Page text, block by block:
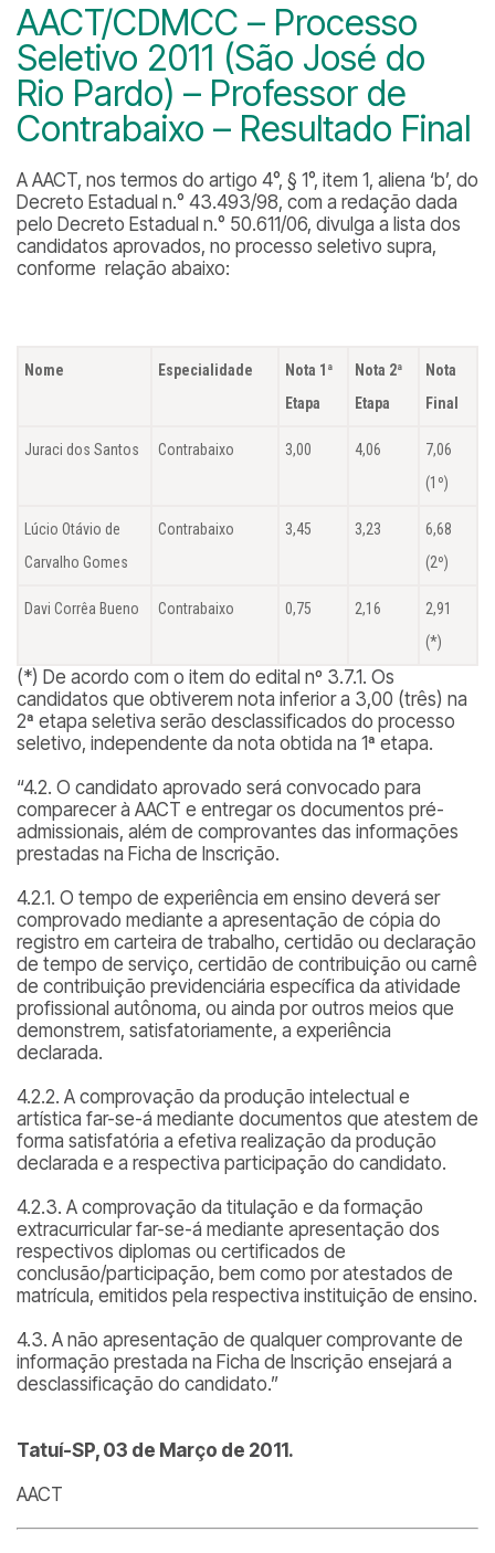
AACT/CDMCC – Processo
Seletivo 2011 (São José do
Rio Pardo) – Professor de
Contrabaixo – Resultado Final
A AACT, nos termos do artigo 4°, § 1°, item 1, aliena ‘b’, do
Decreto Estadual n.° 43.493/98, com a redação dada
pelo Decreto Estadual n.° 50.611/06, divulga a lista dos
candidatos aprovados, no processo seletivo supra,
conforme relação abaixo:
Nome Especialidade
Nota 1ª
Etapa
Nota 2ª
Etapa
Nota
Final
Juraci dos Santos Contrabaixo 3,00 4,06
7,06
(1º)
Lúcio Otávio de
Carvalho Gomes
Contrabaixo 3,45 3,23
6,68
(2º)
Davi Corrêa Bueno Contrabaixo 0,75 2,16
2,91
(*)
(*) De acordo com o item do edital nº 3.7.1. Os
candidatos que obtiverem nota inferior a 3,00 (três) na
2ª etapa seletiva serão desclassificados do processo
seletivo, independente da nota obtida na 1ª etapa.
“4.2. O candidato aprovado será convocado para
comparecer à AACT e entregar os documentos pré-
admissionais, além de comprovantes das informações
prestadas na Ficha de Inscrição.
4.2.1. O tempo de experiência em ensino deverá ser
comprovado mediante a apresentação de cópia do
registro em carteira de trabalho, certidão ou declaração
de tempo de serviço, certidão de contribuição ou carnê
de contribuição previdenciária específica da atividade
profissional autônoma, ou ainda por outros meios que
demonstrem, satisfatoriamente, a experiência
declarada.
4.2.2. A comprovação da produção intelectual e
artística far-se-á mediante documentos que atestem de
forma satisfatória a efetiva realização da produção
declarada e a respectiva participação do candidato.
4.2.3. A comprovação da titulação e da formação
extracurricular far-se-á mediante apresentação dos
respectivos diplomas ou certificados de
conclusão/participação, bem como por atestados de
matrícula, emitidos pela respectiva instituição de ensino.
4.3. A não apresentação de qualquer comprovante de
informação prestada na Ficha de Inscrição ensejará a
desclassificação do candidato.”
Tatuí-SP, 03 de Março de 2011.
AACT